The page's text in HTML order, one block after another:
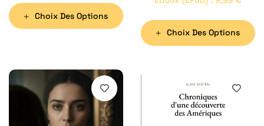
Choix Des Options
Choix Des Options